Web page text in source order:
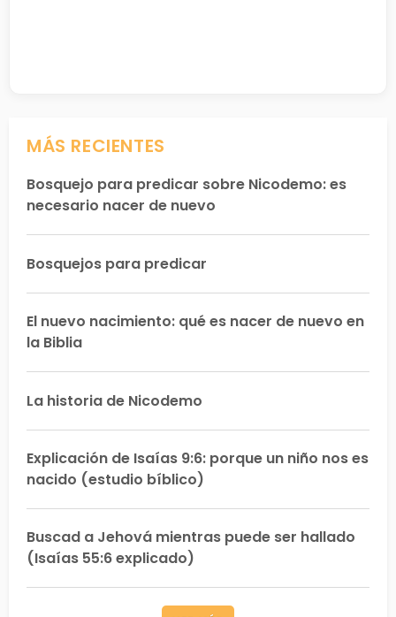
MÁS RECIENTES
Bosquejo para predicar sobre Nicodemo: es
necesario nacer de nuevo
Bosquejos para predicar
El nuevo nacimiento: qué es nacer de nuevo en
la Biblia
La historia de Nicodemo
Explicación de Isaías 9:6: porque un niño nos es
nacido (estudio bíblico)
Buscad a Jehová mientras puede ser hallado
(Isaías 55:6 explicado)